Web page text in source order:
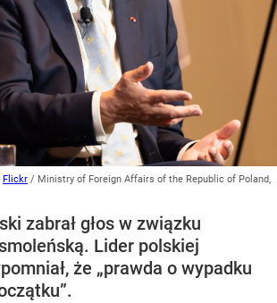
Flickr / Ministry of Foreign Affairs of the Republic of Poland,
zabrał głos w związku
Lider polskiej
że „prawda o wypadku